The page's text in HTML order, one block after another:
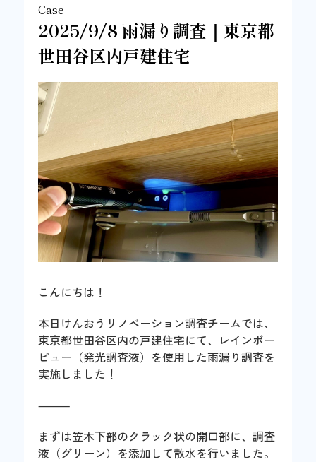
Case
2025/9/8 雨漏り調査｜東京都
世田谷区内戸建住宅
こんにちは！
本日けんおうリノベーション調査チームでは、
東京都世田谷区内の戸建住宅にて、レインボー
ビュー（発光調査液）を使用した雨漏り調査を
実施しました！
⸻
まずは笠木下部のクラック状の開口部に、調査
液（グリーン）を添加して散水を行いました。